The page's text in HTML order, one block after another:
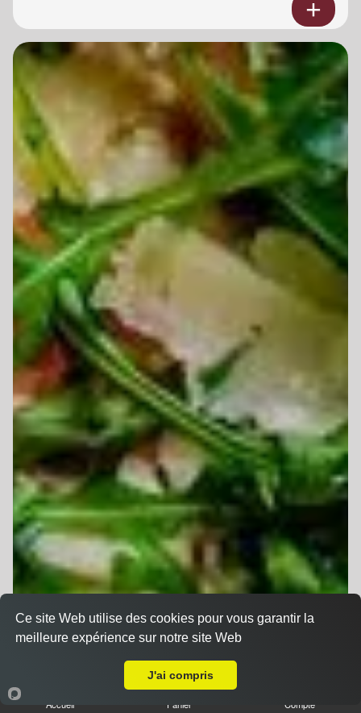
Accueil Panier Compte
Ce site Web utilise des cookies pour vous garantir la
meilleure expérience sur notre site Web
J'ai compris